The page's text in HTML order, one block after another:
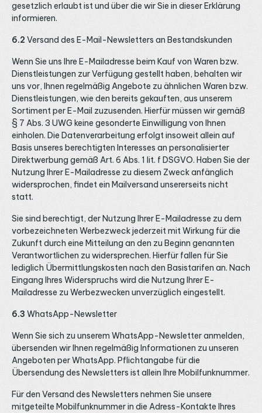
gesetzlich erlaubt ist und über die wir Sie in dieser Erklärung
informieren.
6.2 Versand des E-Mail-Newsletters an Bestandskunden
Wenn Sie uns Ihre E-Mailadresse beim Kauf von Waren bzw.
Dienstleistungen zur Verfügung gestellt haben, behalten wir
uns vor, Ihnen regelmäßig Angebote zu ähnlichen Waren bzw.
Dienstleistungen, wie den bereits gekauften, aus unserem
Sortiment per E-Mail zuzusenden. Hierfür müssen wir gemäß
§ 7 Abs. 3 UWG keine gesonderte Einwilligung von Ihnen
einholen. Die Datenverarbeitung erfolgt insoweit allein auf
Basis unseres berechtigten Interesses an personalisierter
Direktwerbung gemäß Art. 6 Abs. 1 lit. f DSGVO. Haben Sie der
Nutzung Ihrer E-Mailadresse zu diesem Zweck anfänglich
widersprochen, findet ein Mailversand unsererseits nicht
statt.
Sie sind berechtigt, der Nutzung Ihrer E-Mailadresse zu dem
vorbezeichneten Werbezweck jederzeit mit Wirkung für die
Zukunft durch eine Mitteilung an den zu Beginn genannten
Verantwortlichen zu widersprechen. Hierfür fallen für Sie
lediglich Übermittlungskosten nach den Basistarifen an. Nach
Eingang Ihres Widerspruchs wird die Nutzung Ihrer E-
Mailadresse zu Werbezwecken unverzüglich eingestellt.
6.3 WhatsApp-Newsletter
Wenn Sie sich zu unserem WhatsApp-Newsletter anmelden,
übersenden wir Ihnen regelmäßig Informationen zu unseren
Angeboten per WhatsApp. Pflichtangabe für die
Übersendung des Newsletters ist allein Ihre Mobilfunknummer.
Für den Versand des Newsletters nehmen Sie unsere
mitgeteilte Mobilfunknummer in die Adress-Kontakte Ihres